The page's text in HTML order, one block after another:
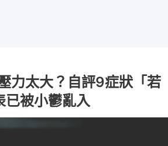
力太大？自評9症狀「若
已被小鬱亂入